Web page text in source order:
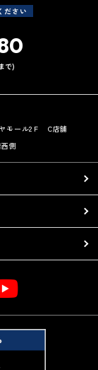
ださい
で)
モール2Ｆ C店舗
側